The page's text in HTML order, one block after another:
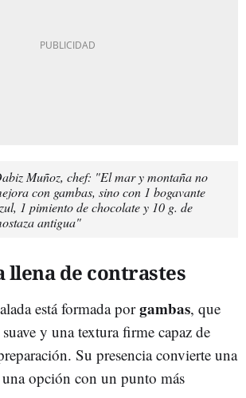
Muñoz, chef: "El mar y montaña no
con gambas, sino con 1 bogavante
1 pimiento de chocolate y 10 g. de
antigua"
llena de contrastes
está formada porgambas, que
y una textura firme capaz de
Su presencia convierte una
una opción con un punto más